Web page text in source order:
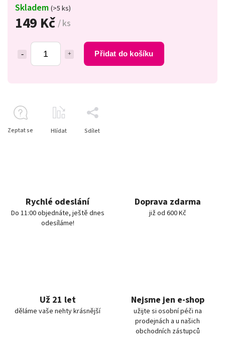
149 Kč / ks
Přidat do košíku
Skladem (>5 ks)
Zeptat se Hlídat Sdílet
Rychlé odeslání
Do 11:00 objednáte, ještě dnes
odesíláme!
Doprava zdarma
již od 600 Kč
Už 21 let
děláme vaše nehty krásnější
Nejsme jen e-shop
užijte si osobní péči na
prodejnách a u našich
obchodních zástupců